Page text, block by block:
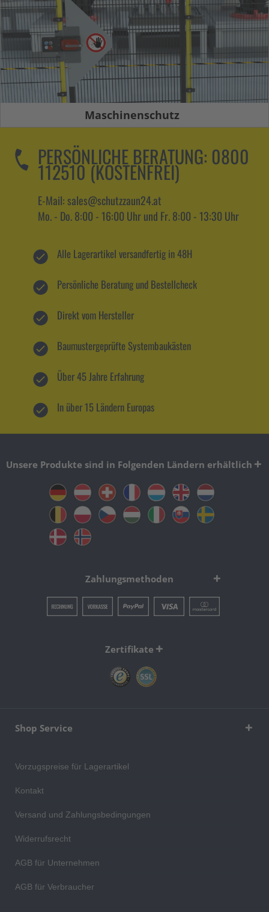
Maschinenschutz
PERSÖNLICHE BERATUNG: 0800
112510 (KOSTENFREI)
E-Mail: sales@schutzzaun24.at
Mo. - Do. 8:00 - 16:00 Uhr und Fr. 8:00 - 13:30 Uhr
Alle Lagerartikel versandfertig in 48H
Persönliche Beratung und Bestellcheck
Direkt vom Hersteller
Baumustergeprüfte Systembaukästen
Über 45 Jahre Erfahrung
In über 15 Ländern Europas
Unsere Produkte sind in Folgenden Ländern erhältlich
Zahlungsmethoden
Zertifikate
Shop Service
Vorzugspreise für Lagerartikel
Kontakt
Versand und Zahlungsbedingungen
Widerrufsrecht
AGB für Unternehmen
AGB für Verbraucher